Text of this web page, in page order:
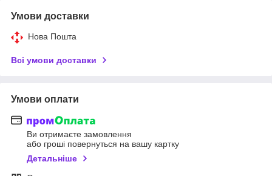
Умови доставки
Нова Пошта
Всі умови доставки
Умови оплати
Ви отримаєте замовлення
або гроші повернуться на вашу картку
Детальніше